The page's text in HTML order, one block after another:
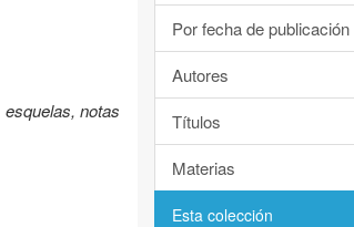
notas
Por fecha de publicación
Autores
Títulos
Materias
Esta colección